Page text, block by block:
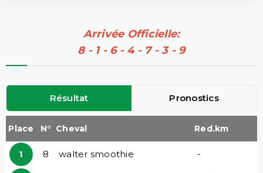
Arrivée Officielle:
8 - 1 - 6 - 4 - 7 - 3 - 9
Résultat Pronostics
Place N° Cheval Red.km
1 8 walter smoothie -